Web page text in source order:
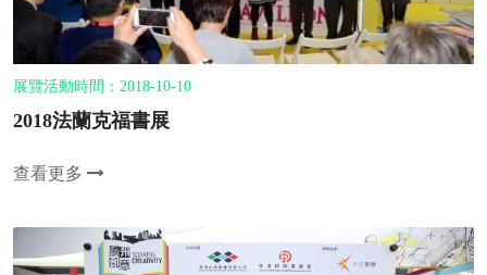
展覽活動時間：2018-10-10
2018法蘭克福書展
查看更多